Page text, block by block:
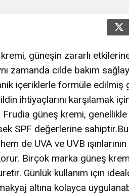
güneşin zararlı
zamanda cilde bakım
içeriklerle formüle edilmiş
ihtiyaçlarını karşılamak
Frudia güneş kremi,
SPF değerlerine
de UVA ve UVB
Birçok marka güneş
Günlük kullanım için
altına kolayca